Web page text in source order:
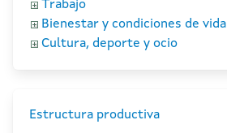
Trabajo
Bienestar y condiciones de vida
Cultura, deporte y ocio
Estructura productiva